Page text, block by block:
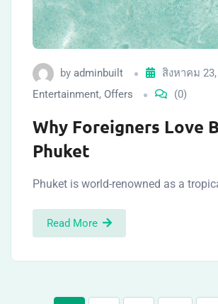
by adminbuilt
สิงหาคม
Entertainment, Offers (0)
Why Foreigners Love
Phuket
Phuket is world-renowned as a
Read More